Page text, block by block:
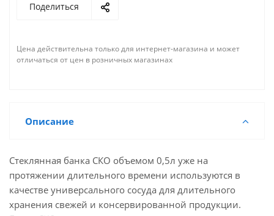
Поделиться
Цена действительна только для интернет-магазина и может
отличаться от цен в розничных магазинах
Описание
Стеклянная банка СКО объемом 0,5л уже на
протяжении длительного времени используются в
качестве универсального сосуда для длительного
хранения свежей и консервированной продукции.